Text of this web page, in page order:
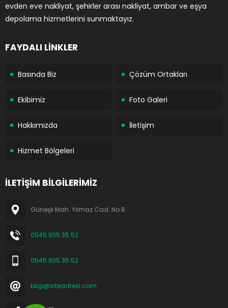
evden eve nakliyat, şehirler arası nakliyat, ambar ve eşya
depolama hizmetlerini sunmaktayız.
FAYDALI LİNKLER
Basında Biz Çözüm Ortakları
Ekibimiz Foto Galeri
Hakkımızda İletişim
Hizmet Bölgeleri
İLETİŞİM BİLGİLERİMİZ
Güneşli Mah. Yılmaz Cad. No:8
0545 935 35 52
0545 935 35 52
bilgi@siteadresi.com